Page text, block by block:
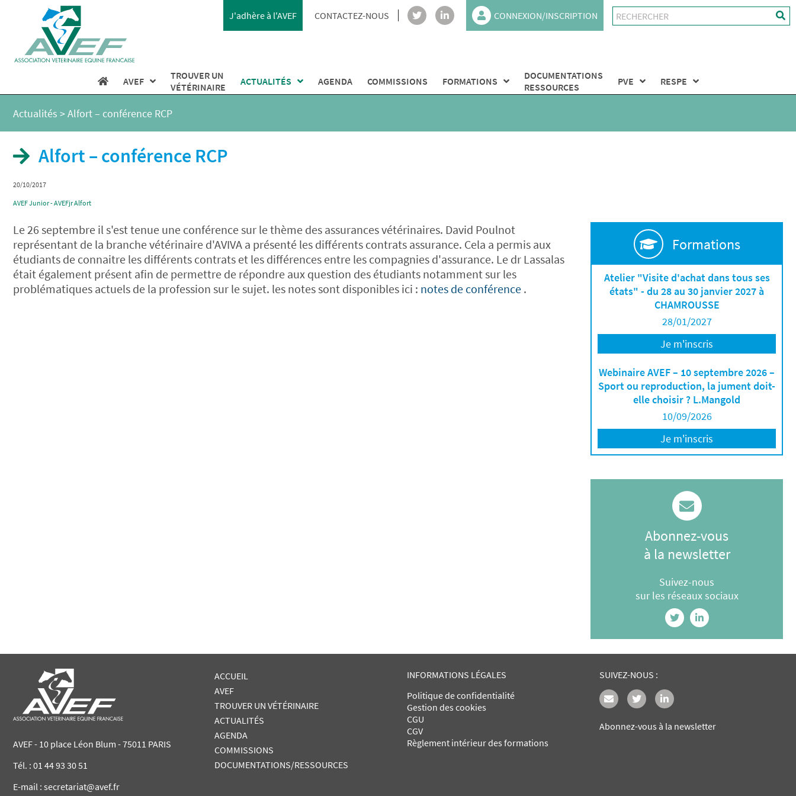
J'adhère à l'AVEF CONTACTEZ-NOUS CONNEXION/INSCRIPTION
AVEF
TROUVER UN
VÉTÉRINAIRE
ACTUALITÉS AGENDA COMMISSIONS FORMATIONS
DOCUMENTATIONS
RESSOURCES
PVE RESPE
Actualités >Alfort – conférence RCP
Alfort – conférence RCP
20/10/2017
AVEF Junior - AVEFjr Alfort
Le 26 septembre il s'est tenue une conférence sur le thème des assurances vétérinaires. David Poulnot
représentant de la branche vétérinaire d'AVIVA a présenté les différents contrats assurance. Cela a permis aux
étudiants de connaitre les différents contrats et les différences entre les compagnies d'assurance. Le dr Lassalas
était également présent afin de permettre de répondre aux question des étudiants notamment sur les
problématiques actuels de la profession sur le sujet. les notes sont disponibles ici : notes de conférence .
Formations
Atelier "Visite d'achat dans tous ses
états" - du 28 au 30 janvier 2027 à
CHAMROUSSE
28/01/2027
Je m'inscris
Webinaire AVEF – 10 septembre 2026 –
Sport ou reproduction, la jument doit-
elle choisir ? L.Mangold
10/09/2026
Je m'inscris
Abonnez-vous
à la newsletter
Suivez-nous
sur les réseaux sociaux
AVEF - 10 place Léon Blum - 75011 PARIS
Tél. : 01 44 93 30 51
E-mail : secretariat@avef.fr
ACCUEIL
AVEF
TROUVER UN VÉTÉRINAIRE
ACTUALITÉS
AGENDA
COMMISSIONS
DOCUMENTATIONS/RESSOURCES
INFORMATIONS LÉGALES
Politique de confidentialité
Gestion des cookies
CGU
CGV
Règlement intérieur des formations
SUIVEZ-NOUS :
Abonnez-vous à la newsletter